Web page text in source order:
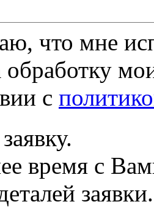
что мне
обработку
с
время с
заявки.